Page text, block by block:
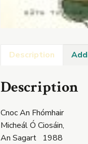
Description
Description
Cnoc An Fhómhair
Micheál Ó Ciosáin,
An Sagart 1988